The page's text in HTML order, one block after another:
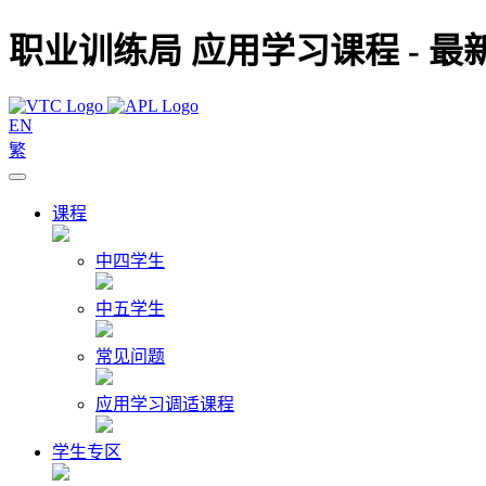
职业训练局 应用学习课程 - 最
EN
繁
课程
中四学生
中五学生
常见问题
应用学习调适课程
学生专区